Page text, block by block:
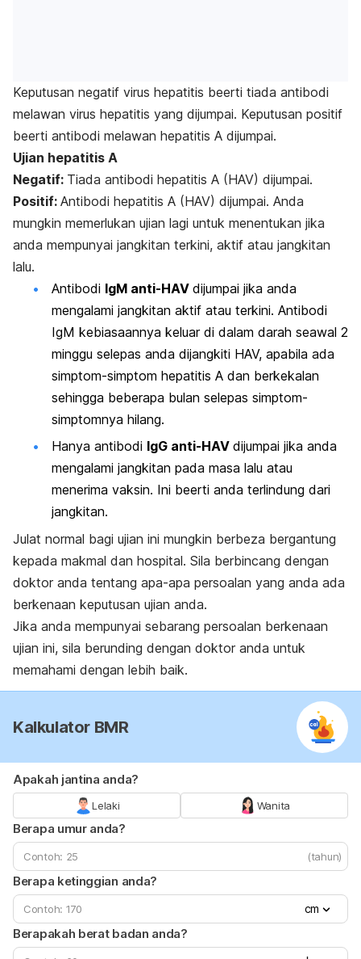
Keputusan negatif virus hepatitis beerti tiada antibodi
melawan virus hepatitis yang dijumpai. Keputusan positif
beerti antibodi melawan hepatitis A dijumpai.
Ujian hepatitis A
Negatif: Tiada antibodi hepatitis A (HAV) dijumpai.
Positif: Antibodi hepatitis A (HAV) dijumpai. Anda
mungkin memerlukan ujian lagi untuk menentukan jika
anda mempunyai jangkitan terkini, aktif atau jangkitan
lalu.
Antibodi IgM anti-HAV dijumpai jika anda
mengalami jangkitan aktif atau terkini. Antibodi
IgM kebiasaannya keluar di dalam darah seawal 2
minggu selepas anda dijangkiti HAV, apabila ada
simptom-simptom hepatitis A dan berkekalan
sehingga beberapa bulan selepas simptom-
simptomnya hilang.
Hanya antibodi IgG anti-HAV dijumpai jika anda
mengalami jangkitan pada masa lalu atau
menerima vaksin. Ini beerti anda terlindung dari
jangkitan.
Julat normal bagi ujian ini mungkin berbeza bergantung
kepada makmal dan hospital. Sila berbincang dengan
doktor anda tentang apa-apa persoalan yang anda ada
berkenaan keputusan ujian anda.
Jika anda mempunyai sebarang persoalan berkenaan
ujian ini, sila berunding dengan doktor anda untuk
memahami dengan lebih baik.
Kalkulator BMR
Apakah jantina anda?
Lelaki Wanita
Berapa umur anda?
(tahun)
Berapa ketinggian anda?
cm
Berapakah berat badan anda?